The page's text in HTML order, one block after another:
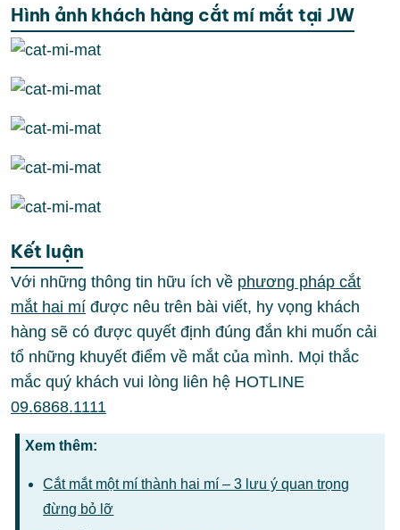
Hình ảnh khách hàng cắt mí mắt tại JW
Kết luận
Với những thông tin hữu ích về phương pháp cắt
mắt hai mí được nêu trên bài viết, hy vọng khách
hàng sẽ có được quyết định đúng đắn khi muốn cải
tổ những khuyết điểm về mắt của mình. Mọi thắc
mắc quý khách vui lòng liên hệ HOTLINE
09.6868.1111
Xem thêm:
Cắt mắt một mí thành hai mí – 3 lưu ý quan trọng
đừng bỏ lỡ